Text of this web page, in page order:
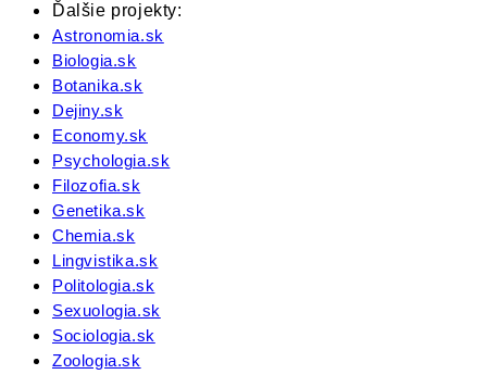
Ďalšie projekty:
Astronomia.sk
Biologia.sk
Botanika.sk
Dejiny.sk
Economy.sk
Psychologia.sk
Filozofia.sk
Genetika.sk
Chemia.sk
Lingvistika.sk
Politologia.sk
Sexuologia.sk
Sociologia.sk
Zoologia.sk